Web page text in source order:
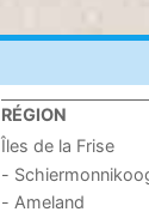
RÉGION
Îles de la Frise
-
- Ameland